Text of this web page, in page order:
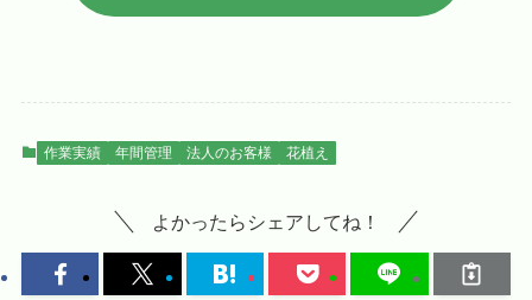
作業実績 年間管理 法人のお客様 花植え
よかったらシェアしてね！